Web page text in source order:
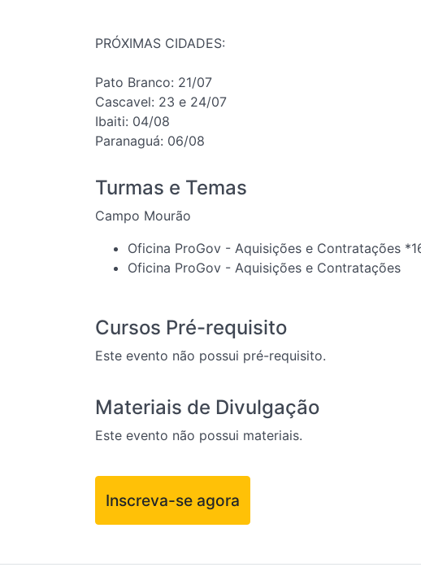
PRÓXIMAS CIDADES:
Pato Branco: 21/07
Cascavel: 23 e 24/07
Ibaiti: 04/08
Paranaguá: 06/08
Turmas e Temas
Campo Mourão
Oficina ProGov - Aquisições e Contratações
Oficina ProGov - Aquisições e Contratações
Cursos Pré-requisito
Este evento não possui pré-requisito.
Materiais de Divulgação
Este evento não possui materiais.
Inscreva-se agora